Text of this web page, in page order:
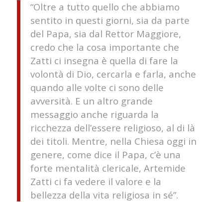
“Oltre a tutto quello che abbiamo
sentito in questi giorni, sia da parte
del Papa, sia dal Rettor Maggiore,
credo che la cosa importante che
Zatti ci insegna è quella di fare la
volontà di Dio, cercarla e farla, anche
quando alle volte ci sono delle
avversità. E un altro grande
messaggio anche riguarda la
ricchezza dell’essere religioso, al di là
dei titoli. Mentre, nella Chiesa oggi in
genere, come dice il Papa, c’è una
forte mentalità clericale, Artemide
Zatti ci fa vedere il valore e la
bellezza della vita religiosa in sé”.